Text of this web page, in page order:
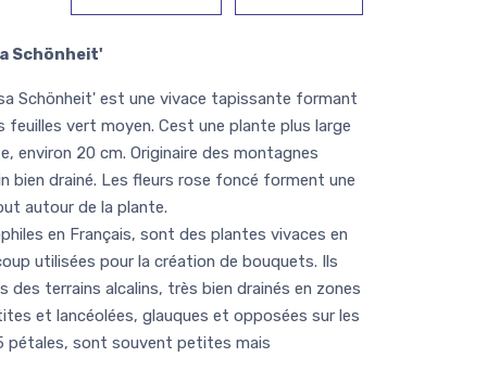
Schönheit'
Schönheit' est une vivace tapissante formant
vert moyen. Cest une plante plus large
environ 20 cm. Originaire des montagnes
bien drainé. Les fleurs rose foncé forment une
autour de la plante.
en Français, sont des plantes vivaces en
utilisées pour la création de bouquets. Ils
des terrains alcalins, très bien drainés en zones
et lancéolées, glauques et opposées sur les
pétales, sont souvent petites mais